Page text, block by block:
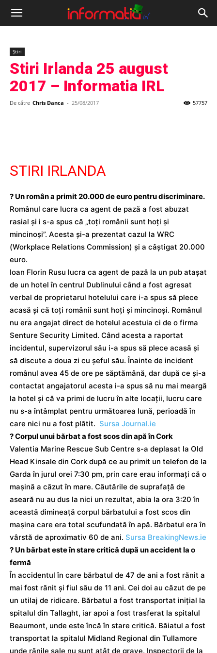
Informația
Știri
Stiri Irlanda 25 august
2017 – Informatia IRL
De către Chris Danca - 25/08/2017 57757
STIRI IRLANDA
? Un român a primit 20.000 de euro pentru discriminare.
Românul care lucra ca agent de pază a fost abuzat
rasial și i s-a spus că „toți românii sunt hoți și
mincinoși”. Acesta și-a prezentat cazul la WRC
(Workplace Relations Commission) și a câștigat 20.000
euro.
Ioan Florin Rusu lucra ca agent de pază la un pub atașat
de un hotel în centrul Dublinului când a fost agresat
verbal de proprietarul hotelului care i-a spus să plece
acasă și că toți românii sunt hoți și mincinoși. Românul
nu era angajat direct de hotelul acestuia ci de o firma
Senture Security Limited. Când acesta a raportat
incidentul, supervizorul său i-a spus să plece acasă și
să discute a doua zi cu șeful său. Înainte de incident
românul avea 45 de ore pe săptămână, dar după ce și-a
contactat angajatorul acesta i-a spus să nu mai meargă
la hotel și că va primi de lucru în alte locații, lucru care
nu s-a întâmplat pentru următoarea lună, perioadă în
care nici nu a fost plătit. Sursa Journal.ie
? Corpul unui bărbat a fost scos din apă în Cork
Valentia Marine Rescue Sub Centre s-a deplasat la Old
Head Kinsale din Cork după ce au primit un telefon de la
Garda în jurul orei 7:30 pm, prin care erau informați că o
mașină a căzut în mare. Căutările de suprafață de
aseară nu au dus la nici un rezultat, abia la ora 3:20 în
această dimineață corpul bărbatului a fost scos din
mașina care era total scufundată în apă. Bărbatul era în
vârstă de aproximativ 60 de ani. Sursa BreakingNews.ie
? Un bărbat este în stare critică după un accident la o
fermă
În accidentul în care bărbatul de 47 de ani a fost rănit a
mai fost rănit și fiul său de 11 ani. Cei doi au căzut de pe
un utilaj de ridicare. Bărbatul a fost transportat inițial la
spitalul din Tallaght, iar apoi a fost trasferat la spitalul
Beaumont, unde este încă în stare critică. Băiatul a fost
transportat la spitalul Midland Regional din Tullamore
unde rănile sale nu sunt atât de grave. Inspectorii de la